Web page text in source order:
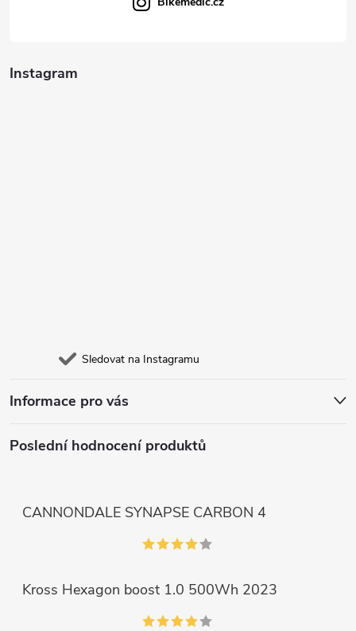
Instagram
Sledovat na Instagramu
Informace pro vás
Poslední hodnocení produktů
CANNONDALE SYNAPSE CARBON 4
Kross Hexagon boost 1.0 500Wh 2023